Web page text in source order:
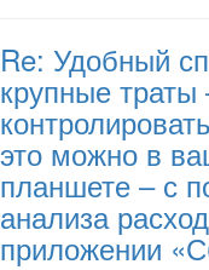
Re: Удобный
крупные траты
это можно в
планшете – с
анализа
приложении